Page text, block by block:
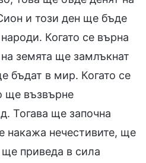
и този ден ще бъде
Когато се върна
земята ще замлъкнат
бъдат в мир. Когато се
ще възвърне
Тогава ще започна
нечестивите, ще
приведа в сила